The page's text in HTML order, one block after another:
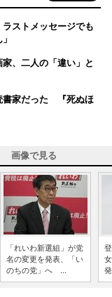
ストメッセージでも
、二人の「違い」と
書家だった 『死ぬほ
画像で見る
「れいわ新選組」が党
名の変更を発表、「い
のちの党」へ ...